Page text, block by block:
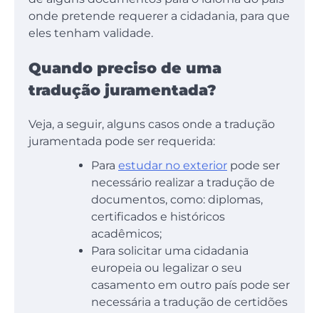
onde pretende requerer a cidadania, para que
eles tenham validade.
Quando preciso de uma
tradução juramentada?
Veja, a seguir, alguns casos onde a tradução
juramentada pode ser requerida:
Para estudar no exterior pode ser
necessário realizar a tradução de
documentos, como: diplomas,
certificados e históricos
acadêmicos;
Para solicitar uma cidadania
europeia ou legalizar o seu
casamento em outro país pode ser
necessária a tradução de certidões